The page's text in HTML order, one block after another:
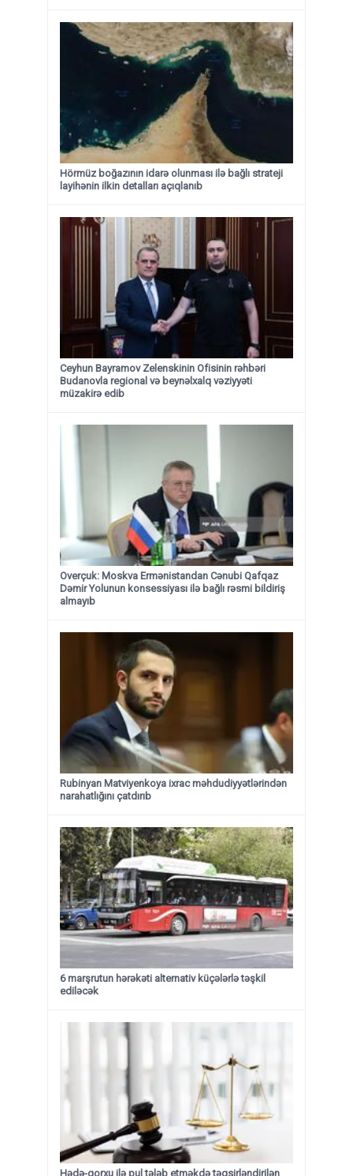
Hörmüz boğazının idarə olunması ilə bağlı strateji
layihənin ilkin detalları açıqlanıb
Ceyhun Bayramov Zelenskinin Ofisinin rəhbəri
Budanovla regional və beynəlxalq vəziyyəti
müzakirə edib
Overçuk: Moskva Ermənistandan Cənubi Qafqaz
Dəmir Yolunun konsessiyası ilə bağlı rəsmi bildiriş
almayıb
Rubinyan Matviyenkoya ixrac məhdudiyyətlərindən
narahatlığını çatdırıb
6 marşrutun hərəkəti alternativ küçələrlə təşkil
ediləcək
Hədə-qorxu ilə pul tələb etməkdə təqsirləndirilən